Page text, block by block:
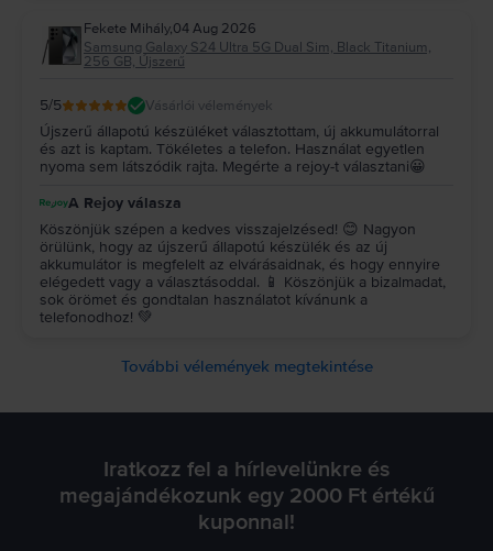
Fekete Mihály,04 Aug 2026
Samsung Galaxy S24 Ultra 5G Dual Sim, Black Titanium,
256 GB, Újszerű
5/5 Vásárlói vélemények
Újszerű állapotú készüléket választottam, új akkumulátorral
és azt is kaptam. Tökéletes a telefon. Használat egyetlen
nyoma sem látszódik rajta. Megérte a rejoy-t választani😀
A Rejoy válasza
Köszönjük szépen a kedves visszajelzésed! 😊 Nagyon
örülünk, hogy az újszerű állapotú készülék és az új
akkumulátor is megfelelt az elvárásaidnak, és hogy ennyire
elégedett vagy a választásoddal. 📱 Köszönjük a bizalmadat,
sok örömet és gondtalan használatot kívánunk a
telefonodhoz! 💚
További vélemények megtekintése
Iratkozz fel a hírlevelünkre és
megajándékozunk egy 2000 Ft értékű
kuponnal!